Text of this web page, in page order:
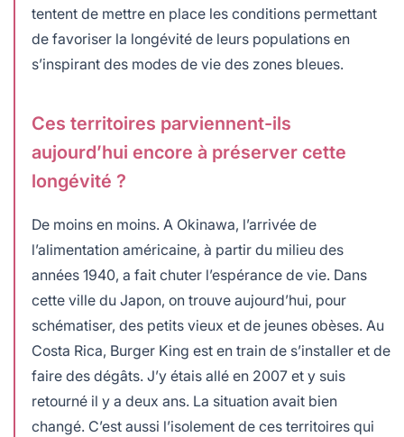
tentent de mettre en place les conditions permettant
de favoriser la longévité de leurs populations en
s’inspirant des modes de vie des zones bleues.
Ces territoires parviennent-ils
aujourd’hui encore à préserver cette
longévité ?
De moins en moins. A Okinawa, l’arrivée de
l’alimentation américaine, à partir du milieu des
années 1940, a fait chuter l’espérance de vie. Dans
cette ville du Japon, on trouve aujourd’hui, pour
schématiser, des petits vieux et de jeunes obèses. Au
Costa Rica, Burger King est en train de s’installer et de
faire des dégâts. J’y étais allé en 2007 et y suis
retourné il y a deux ans. La situation avait bien
changé. C’est aussi l’isolement de ces territoires qui